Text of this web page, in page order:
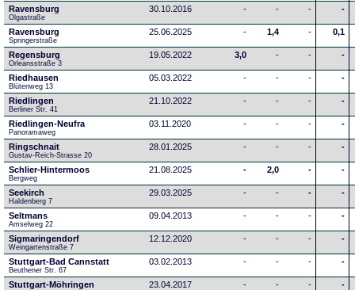
Ravensburg
Olgastraße
30.10.2016 - - - -
Ravensburg
Springerstraße
25.06.2025 - 1,4 - 0,1
Regensburg
Orleansstraße 3
19.05.2022 3,0 - - -
Riedhausen
Blütenweg 13
05.03.2022 - - - -
Riedlingen
Berliner Str. 41
21.10.2022 - - - -
Riedlingen-Neufra
Panoramaweg
03.11.2020 - - - -
Ringschnait
Gustav-Reich-Strasse 20
28.01.2025 - - - -
Schlier-Hintermoos
Bergweg
21.08.2025 - 2,0 - -
Seekirch
Haldenberg 7
29.03.2025 - - - -
Seltmans
Amselweg 22
09.04.2013 - - - -
Sigmaringendorf
Weingartenstraße 7
12.12.2020 - - - -
Stuttgart-Bad Cannstatt
Beuthener Str. 67
03.02.2013 - - - -
Stuttgart-Möhringen 23.04.2017 - - - -